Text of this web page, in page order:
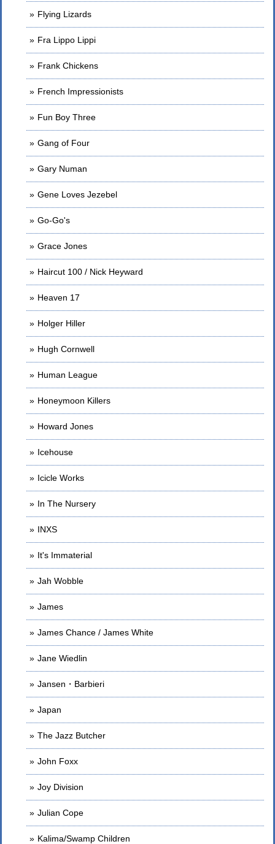
Flying Lizards
Fra Lippo Lippi
Frank Chickens
French Impressionists
Fun Boy Three
Gang of Four
Gary Numan
Gene Loves Jezebel
Go-Go's
Grace Jones
Haircut 100 / Nick Heyward
Heaven 17
Holger Hiller
Hugh Cornwell
Human League
Honeymoon Killers
Howard Jones
Icehouse
Icicle Works
In The Nursery
INXS
It's Immaterial
Jah Wobble
James
James Chance / James White
Jane Wiedlin
Jansen・Barbieri
Japan
The Jazz Butcher
John Foxx
Joy Division
Julian Cope
Kalima/Swamp Children